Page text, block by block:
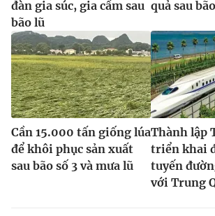
đàn gia súc, gia cầm sau
bão lũ
quả sau
Cần 15.000 tấn giống lúa
để khôi phục sản xuất
sau bão số 3 và mưa lũ
Thành lập
triển khai
tuyến
với Trung